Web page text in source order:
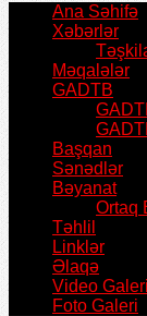
Ana Səhifə
Xəbərlər
Məqalələr
GADTB
Başqan
Sənədlər
Bəyanat
Ortaq
Təhlil
Linklər
Əlaqə
Video Galeri
Foto Galeri